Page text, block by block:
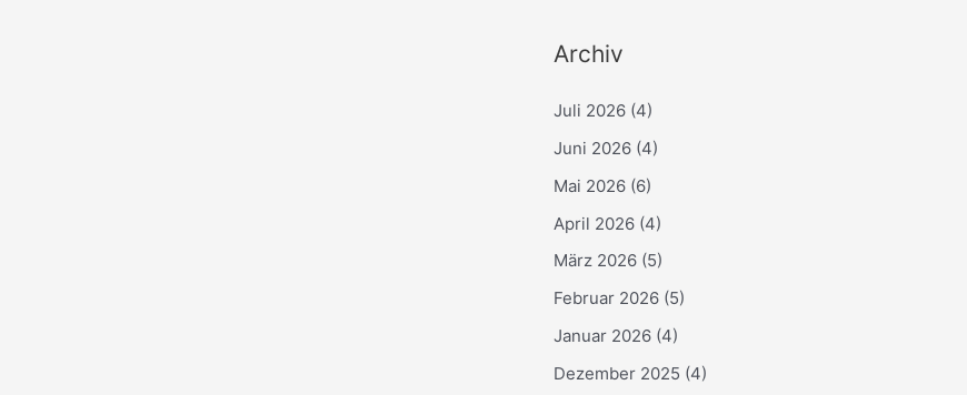
Archiv
Juli 2026 (4)
Juni 2026 (4)
Mai 2026 (6)
April 2026 (4)
März 2026 (5)
Februar 2026 (5)
Januar 2026 (4)
Dezember 2025 (4)